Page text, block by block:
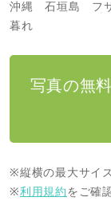
沖縄 石垣島
暮れ
写真の無
※縦横の最大サイ
※利用規約をご確